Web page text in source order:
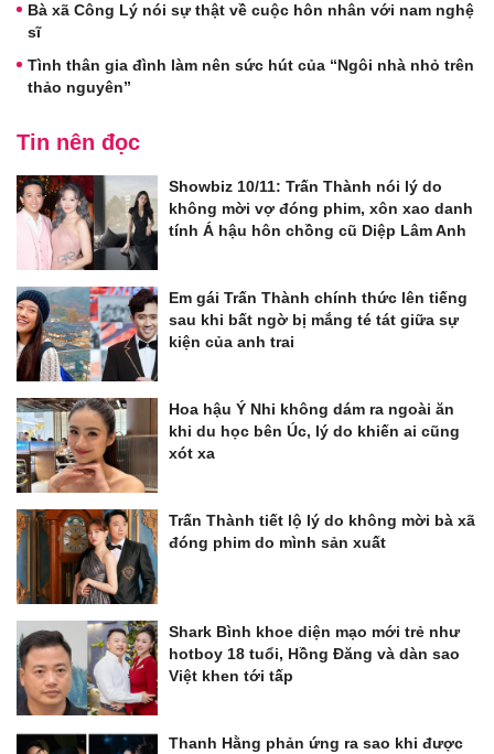
Bà xã Công Lý nói sự thật về cuộc hôn nhân với nam nghệ
sĩ
Tình thân gia đình làm nên sức hút của “Ngôi nhà nhỏ trên
thảo nguyên”
Tin nên đọc
Showbiz 10/11: Trấn Thành nói lý do
không mời vợ đóng phim, xôn xao danh
tính Á hậu hôn chồng cũ Diệp Lâm Anh
Em gái Trấn Thành chính thức lên tiếng
sau khi bất ngờ bị mắng té tát giữa sự
kiện của anh trai
Hoa hậu Ý Nhi không dám ra ngoài ăn
khi du học bên Úc, lý do khiến ai cũng
xót xa
Trấn Thành tiết lộ lý do không mời bà xã
đóng phim do mình sản xuất
Shark Bình khoe diện mạo mới trẻ như
hotboy 18 tuổi, Hồng Đăng và dàn sao
Việt khen tới tấp
Thanh Hằng phản ứng ra sao khi được